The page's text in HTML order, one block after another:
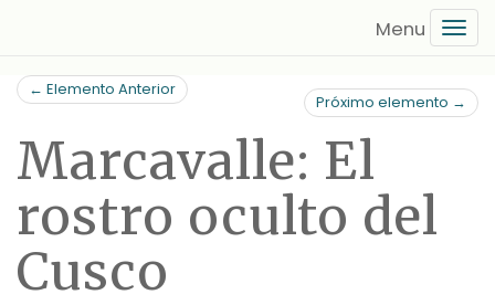
contenido
principal
← Elemento Anterior
Próximo elemento →
Marcavalle: El
rostro oculto del
Cusco